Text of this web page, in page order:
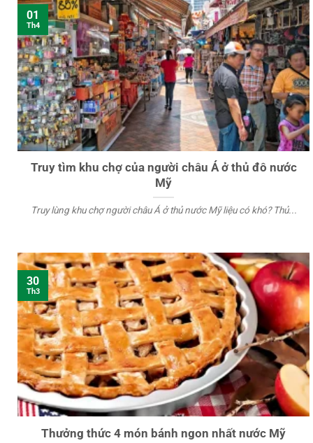
Truy tìm khu chợ của người châu Á ở thủ đô nước
Mỹ
Truy lùng khu chợ người châu Á ở thủ nước Mỹ liệu có khó? Thủ...
01
Th4
Thưởng thức 4 món bánh ngon nhất nước Mỹ
30
Th3